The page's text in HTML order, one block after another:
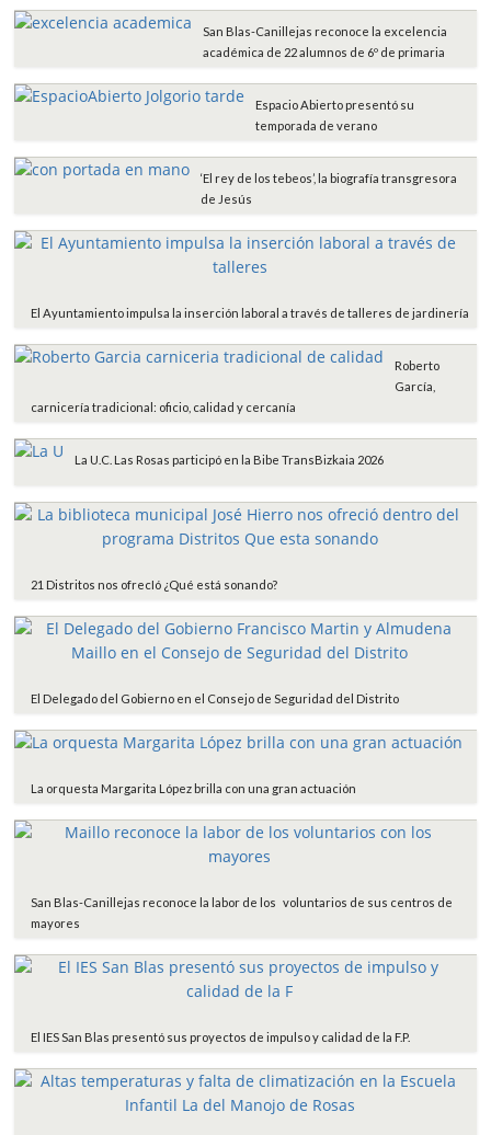
San Blas-Canillejas reconoce la excelencia
académica de 22 alumnos de 6º de primaria
Espacio Abierto presentó su
temporada de verano
‘El rey de los tebeos’, la biografía transgresora
de Jesús
El Ayuntamiento impulsa la inserción laboral a través de talleres de jardinería
Roberto
García,
carnicería tradicional: oficio, calidad y cercanía
La U.C. Las Rosas participó en la Bibe TransBizkaia 2026
21 Distritos nos ofrecIó ¿Qué está sonando?
El Delegado del Gobierno en el Consejo de Seguridad del Distrito
La orquesta Margarita López brilla con una gran actuación
San Blas-Canillejas reconoce la labor de los voluntarios de sus centros de
mayores
El IES San Blas presentó sus proyectos de impulso y calidad de la F.P.